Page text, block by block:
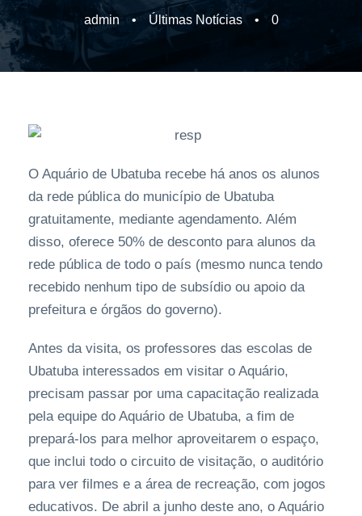
admin • Últimas Notícias • 0
O Aquário de Ubatuba recebe há anos os alunos
da rede pública do município de Ubatuba
gratuitamente, mediante agendamento. Além
disso, oferece 50% de desconto para alunos da
rede pública de todo o país (mesmo nunca tendo
recebido nenhum tipo de subsídio ou apoio da
prefeitura e órgãos do governo).
Antes da visita, os professores das escolas de
Ubatuba interessados em visitar o Aquário,
precisam passar por uma capacitação realizada
pela equipe do Aquário de Ubatuba, a fim de
prepará-los para melhor aproveitarem o espaço,
que inclui todo o circuito de visitação, o auditório
para ver filmes e a área de recreação, com jogos
educativos. De abril a junho deste ano, o Aquário